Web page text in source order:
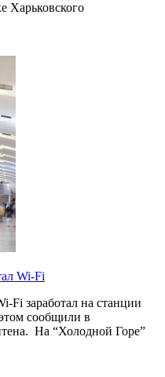
Харьковского
Wi-Fi
Fi заработал на станции
сообщили в
На “Холодной Горе”